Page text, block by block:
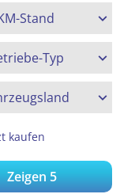
Stand
Typ
kaufen
Zeigen5